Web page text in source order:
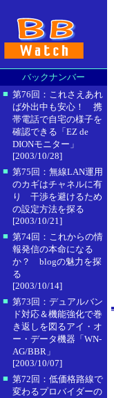
バックナンバー
■ 第76回：これさえあれ
ば外出中も安心！ 携
帯電話で自宅の様子を
確認できる「EZ de
DIONモニター」
[2003/10/28]
■ 第75回：無線LAN運用
のカギはチャネルに有
り 干渉を避けるため
の設定方法を探る
[2003/10/21]
■ 第74回：これからの情
報発信の本命になる
か？ blogの魅力を探
る
[2003/10/14]
■ 第73回：デュアルバン
ド対応＆機能強化で巻
き返しを図るアイ・オ
ー・データ機器「WN-
AG/BBR」
[2003/10/07]
■ 第72回：低価格路線で
変わるプロバイダーの